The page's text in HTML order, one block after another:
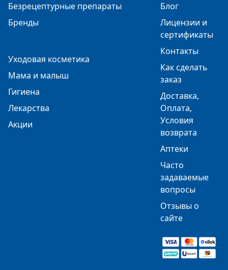
Безрецептурные препараты
Бренды
Уходовая косметика
Мама и малыш
Гигиена
Лекарства
Акции
Блог
Лицензии и
сертификаты
Контакты
Как сделать
заказ
Доставка,
Оплата,
Условия
возврата
Аптеки
Часто
задаваемые
вопросы
Отзывы о
сайте